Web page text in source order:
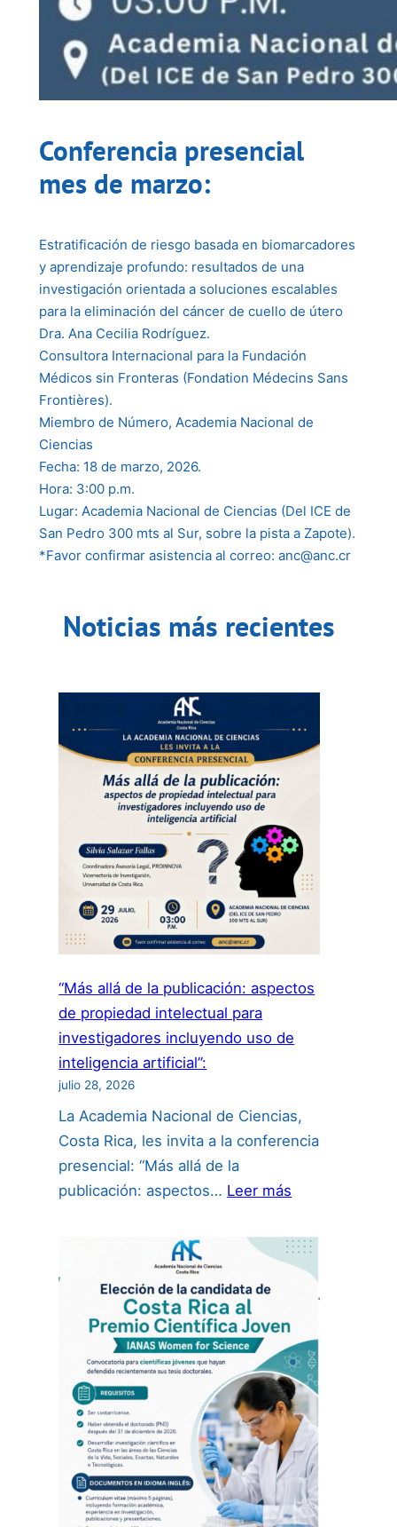
Conferencia presencial
mes de marzo:
Estratificación de riesgo basada en biomarcadores
y aprendizaje profundo: resultados de una
investigación orientada a soluciones escalables
para la eliminación del cáncer de cuello de útero
Dra. Ana Cecilia Rodríguez.
Consultora Internacional para la Fundación
Médicos sin Fronteras (Fondation Médecins Sans
Frontières).
Miembro de Número, Academia Nacional de
Ciencias
Fecha: 18 de marzo, 2026.
Hora: 3:00 p.m.
Lugar: Academia Nacional de Ciencias (Del ICE de
San Pedro 300 mts al Sur, sobre la pista a Zapote).
*Favor confirmar asistencia al correo: anc@anc.cr
Noticias más recientes
“Más allá de la publicación: aspectos
de propiedad intelectual para
investigadores incluyendo uso de
inteligencia artificial”:
julio 28, 2026
La Academia Nacional de Ciencias,
Costa Rica, les invita a la conferencia
presencial: “Más allá de la
publicación: aspectos… Leer más
allá
de
aspectos
de
propiedad
intelectual
para
investigadores
incluyendo
uso